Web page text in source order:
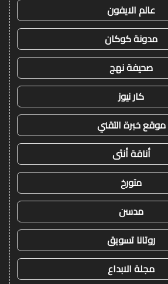
عالم الايفون
مدونة كوكان
صحيفة نهج
كار نيوز
موقع خبرة التقني
أناقة أنثى
متورخ
مدسن
روتانا تسويق
مجلة الابداع